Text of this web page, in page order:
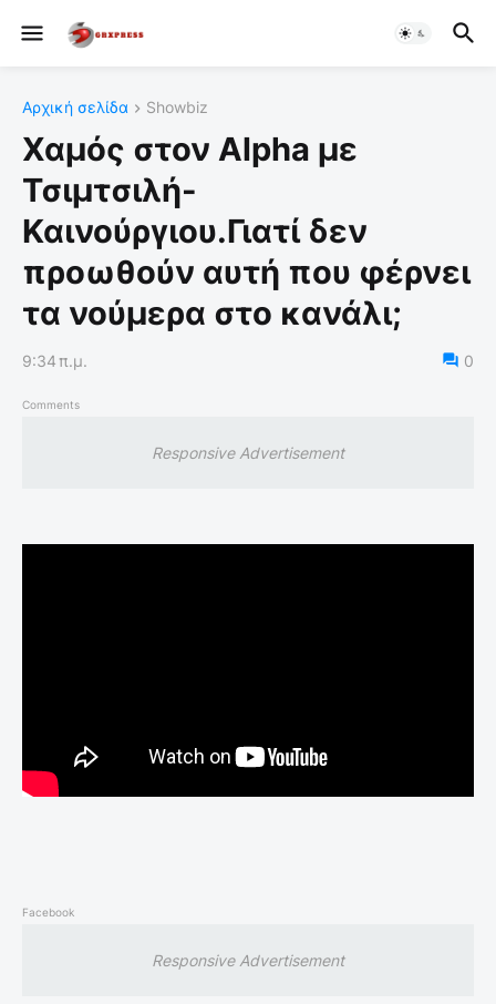
Αρχική σελίδα Showbiz
Χαμός στον Alpha με
Τσιμτσιλή-
Καινούργιου.Γιατί δεν
προωθούν αυτή που φέρνει
τα νούμερα στο κανάλι;
9:34 π.μ. 0
Comments
Responsive Advertisement
Facebook
Responsive Advertisement